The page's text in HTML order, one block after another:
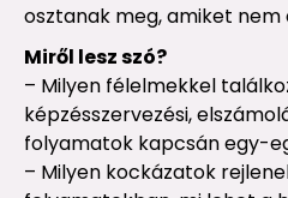
osztanak meg, amiket nem
Miről lesz szó?
– Milyen félelmekkel
képzésszervezési,
folyamatok kapcsán egy-
– Milyen kockázatok